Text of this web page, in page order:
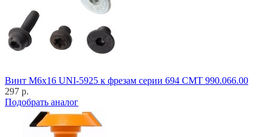
Винт M6x16 UNI-5925 к фрезам серии 694 CMT 990.066.00
297 р.
Подобрать аналог